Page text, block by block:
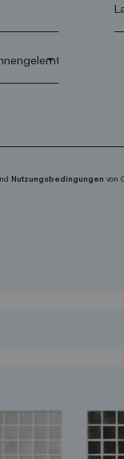
arrow_drop_down
Nutzungsbedingungen von